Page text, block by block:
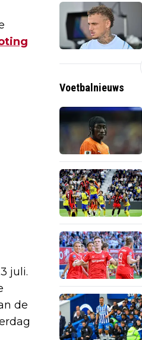
juli.
de
Voetbalnieuws